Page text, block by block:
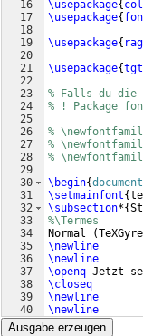
16
17
18
19
20
21
22
23
24
25
26
27
28
29
30
31
32
33
34
35
36
37
38
39
40
41
\usepackage{
\usepackage{
\usepackage{
\usepackage{
% Falls du die
% ! Package
%
%
%
\begin{document
\setmainfont{
\subsection*{
%\Termes
Normal
(
\newline
\newline
\openq Jetzt
\closeq
\newline
\newline
% \TermesB
Ausgabe erzeugen